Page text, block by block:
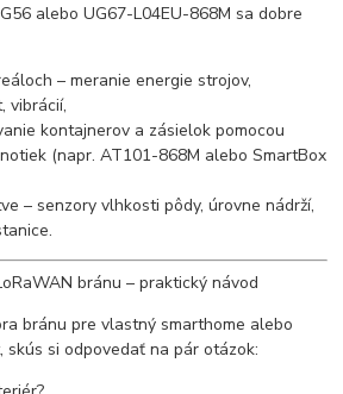
alebo UG67-L04EU-868M sa dobre
– meranie energie strojov,
vibrácií,
kontajnerov a zásielok pomocou
(napr. AT101-868M alebo SmartBox
– senzory vlhkosti pôdy, úrovne nádrží,
bránu – praktický návod
bránu pre vlastný smarthome alebo
skús si odpovedať na pár otázok: